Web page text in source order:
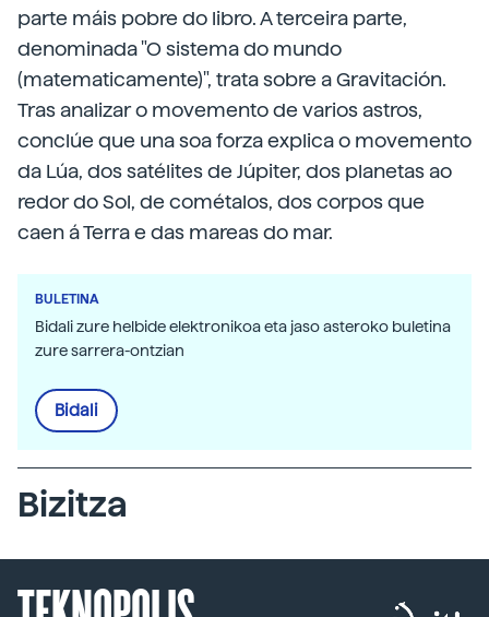
parte máis pobre do libro. A terceira parte,
denominada "O sistema do mundo
(matematicamente)", trata sobre a Gravitación.
Tras analizar o movemento de varios astros,
conclúe que una soa forza explica o movemento
da Lúa, dos satélites de Júpiter, dos planetas ao
redor do Sol, de cométalos, dos corpos que
caen á Terra e das mareas do mar.
BULETINA
Bidali zure helbide elektronikoa eta jaso asteroko buletina
zure sarrera-ontzian
Bidali
Bizitza